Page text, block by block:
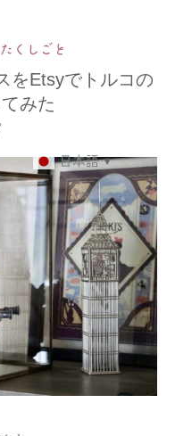
くしごと
をEtsyでトルコの
みた
日本語 ▼